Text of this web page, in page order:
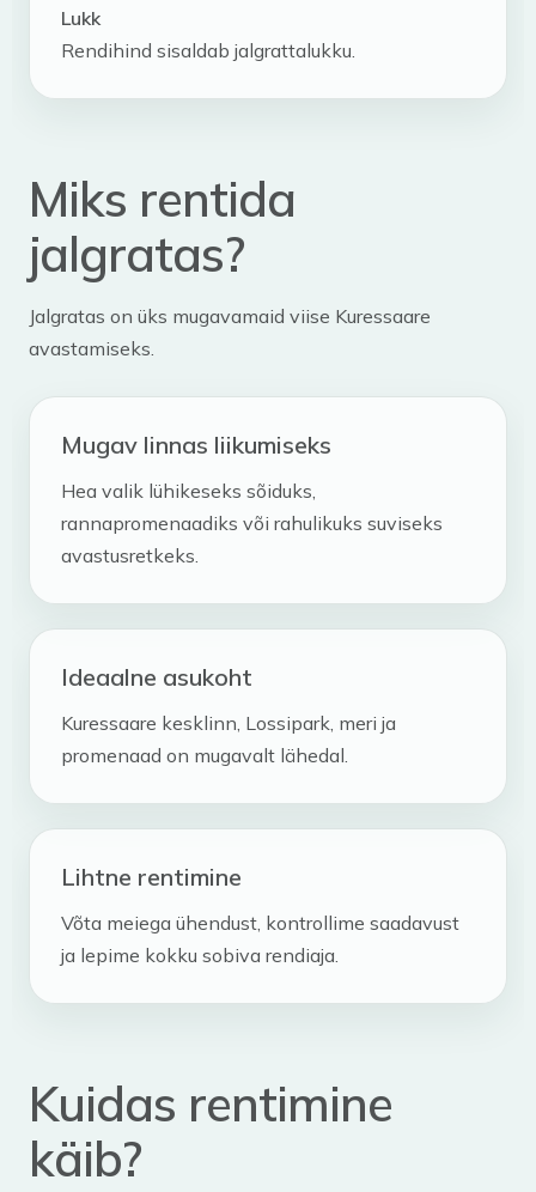
Lukk
Rendihind sisaldab jalgrattalukku.
Miks rentida
jalgratas?
Jalgratas on üks mugavamaid viise Kuressaare
avastamiseks.
Mugav linnas liikumiseks
Hea valik lühikeseks sõiduks,
rannapromenaadiks või rahulikuks suviseks
avastusretkeks.
Ideaalne asukoht
Kuressaare kesklinn, Lossipark, meri ja
promenaad on mugavalt lähedal.
Lihtne rentimine
Võta meiega ühendust, kontrollime saadavust
ja lepime kokku sobiva rendiaja.
Kuidas rentimine
käib?